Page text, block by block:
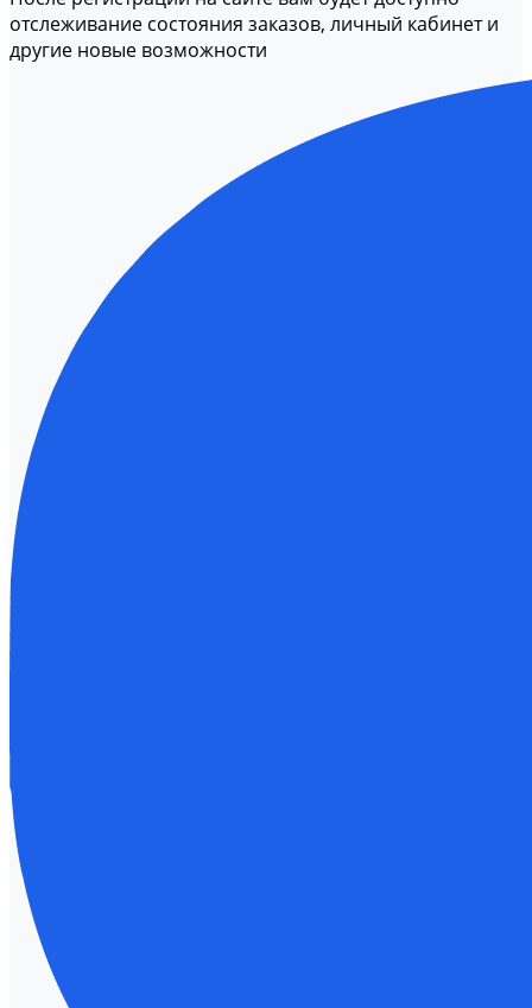
отслеживание состояния заказов, личный кабинет и
другие новые возможности